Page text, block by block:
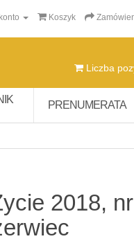
Koszyk
Liczba
PRENUMERATA
2018,